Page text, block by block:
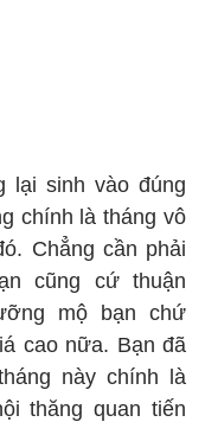
lại sinh vào đúng
chính là tháng vô
Chẳng cần phải
cũng cứ thuận
mộ bạn chứ
cao nữa. Bạn đã
này chính là
thăng quan tiến